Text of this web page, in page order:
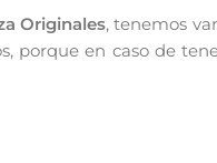
Originales, tenemos
porque en caso de